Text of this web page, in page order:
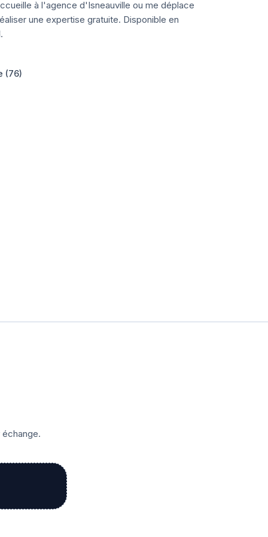
à l'agence d'Isneauville ou me déplace
une expertise gratuite. Disponible en
(76)